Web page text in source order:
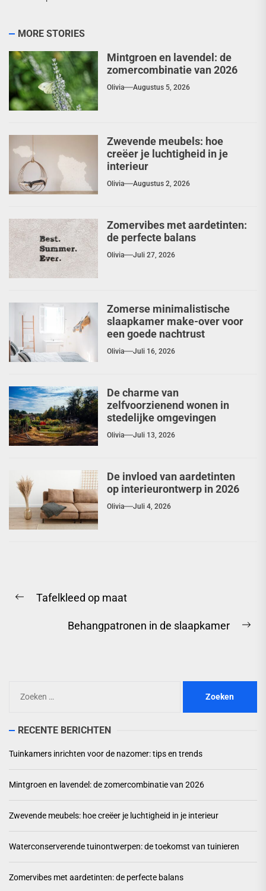
MORE STORIES
Mintgroen en lavendel: de
zomercombinatie van 2026
Olivia Augustus 5, 2026
Zwevende meubels: hoe
creëer je luchtigheid in je
interieur
Olivia Augustus 2, 2026
Zomervibes met aardetinten:
de perfecte balans
Olivia Juli 27, 2026
Zomerse minimalistische
slaapkamer make-over voor
een goede nachtrust
Olivia Juli 16, 2026
De charme van
zelfvoorzienend wonen in
stedelijke omgevingen
Olivia Juli 13, 2026
De invloed van aardetinten
op interieurontwerp in 2026
Olivia Juli 4, 2026
Previous
Tafelkleed op maat
Behangpatronen in de slaapkamer
naar:
RECENTE BERICHTEN
Tuinkamers inrichten voor de nazomer: tips en trends
Mintgroen en lavendel: de zomercombinatie van 2026
Zwevende meubels: hoe creëer je luchtigheid in je interieur
Waterconserverende tuinontwerpen: de toekomst van tuinieren
Zomervibes met aardetinten: de perfecte balans